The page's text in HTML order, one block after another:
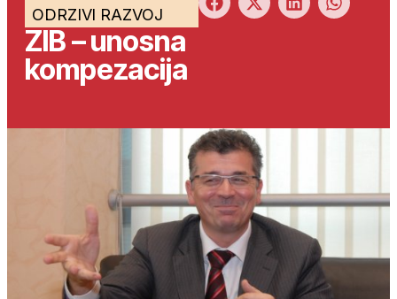
ODRZIVI RAZVOJ
ZIB – unosna
kompezacija